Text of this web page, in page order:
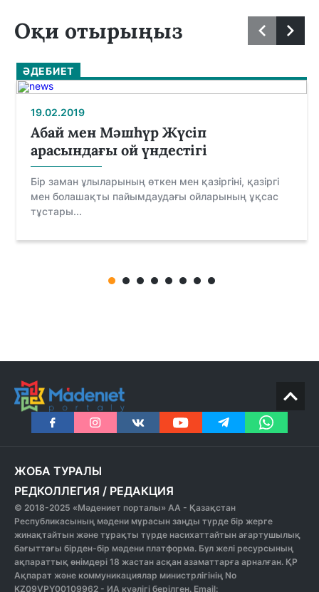
Оқи отырыңыз
ӘДЕБИЕТ
19.02.2019
Абай мен Мəшһүр Жүсіп
арасындағы ой үндестігі
Бір заман ұлыларының өткен мен қазіргіні, қазіргі
мен болашақты пайымдаудағы ойларының ұқсас
тұстары...
ЖОБА ТУРАЛЫ
РЕДКОЛЛЕГИЯ / РЕДАКЦИЯ
© 2018-2025 «Мәдениет порталы» АА - Қазақстан
Республикасының мәдени мұрасын заңды түрде бір жерге
жинақтайтын және тұрақты түрде насихаттайтын ағартушылық
бағыттағы бірден-бір мәдени платформа. Бұл желі ресурсының
ақпараттық өнімдері 18 жастан асқан азаматтарға арналған. ҚР
Ақпарат және коммуникациялар министрлігінің No
KZ09VPY00109962 - ИА куәлігі берілген. Email: